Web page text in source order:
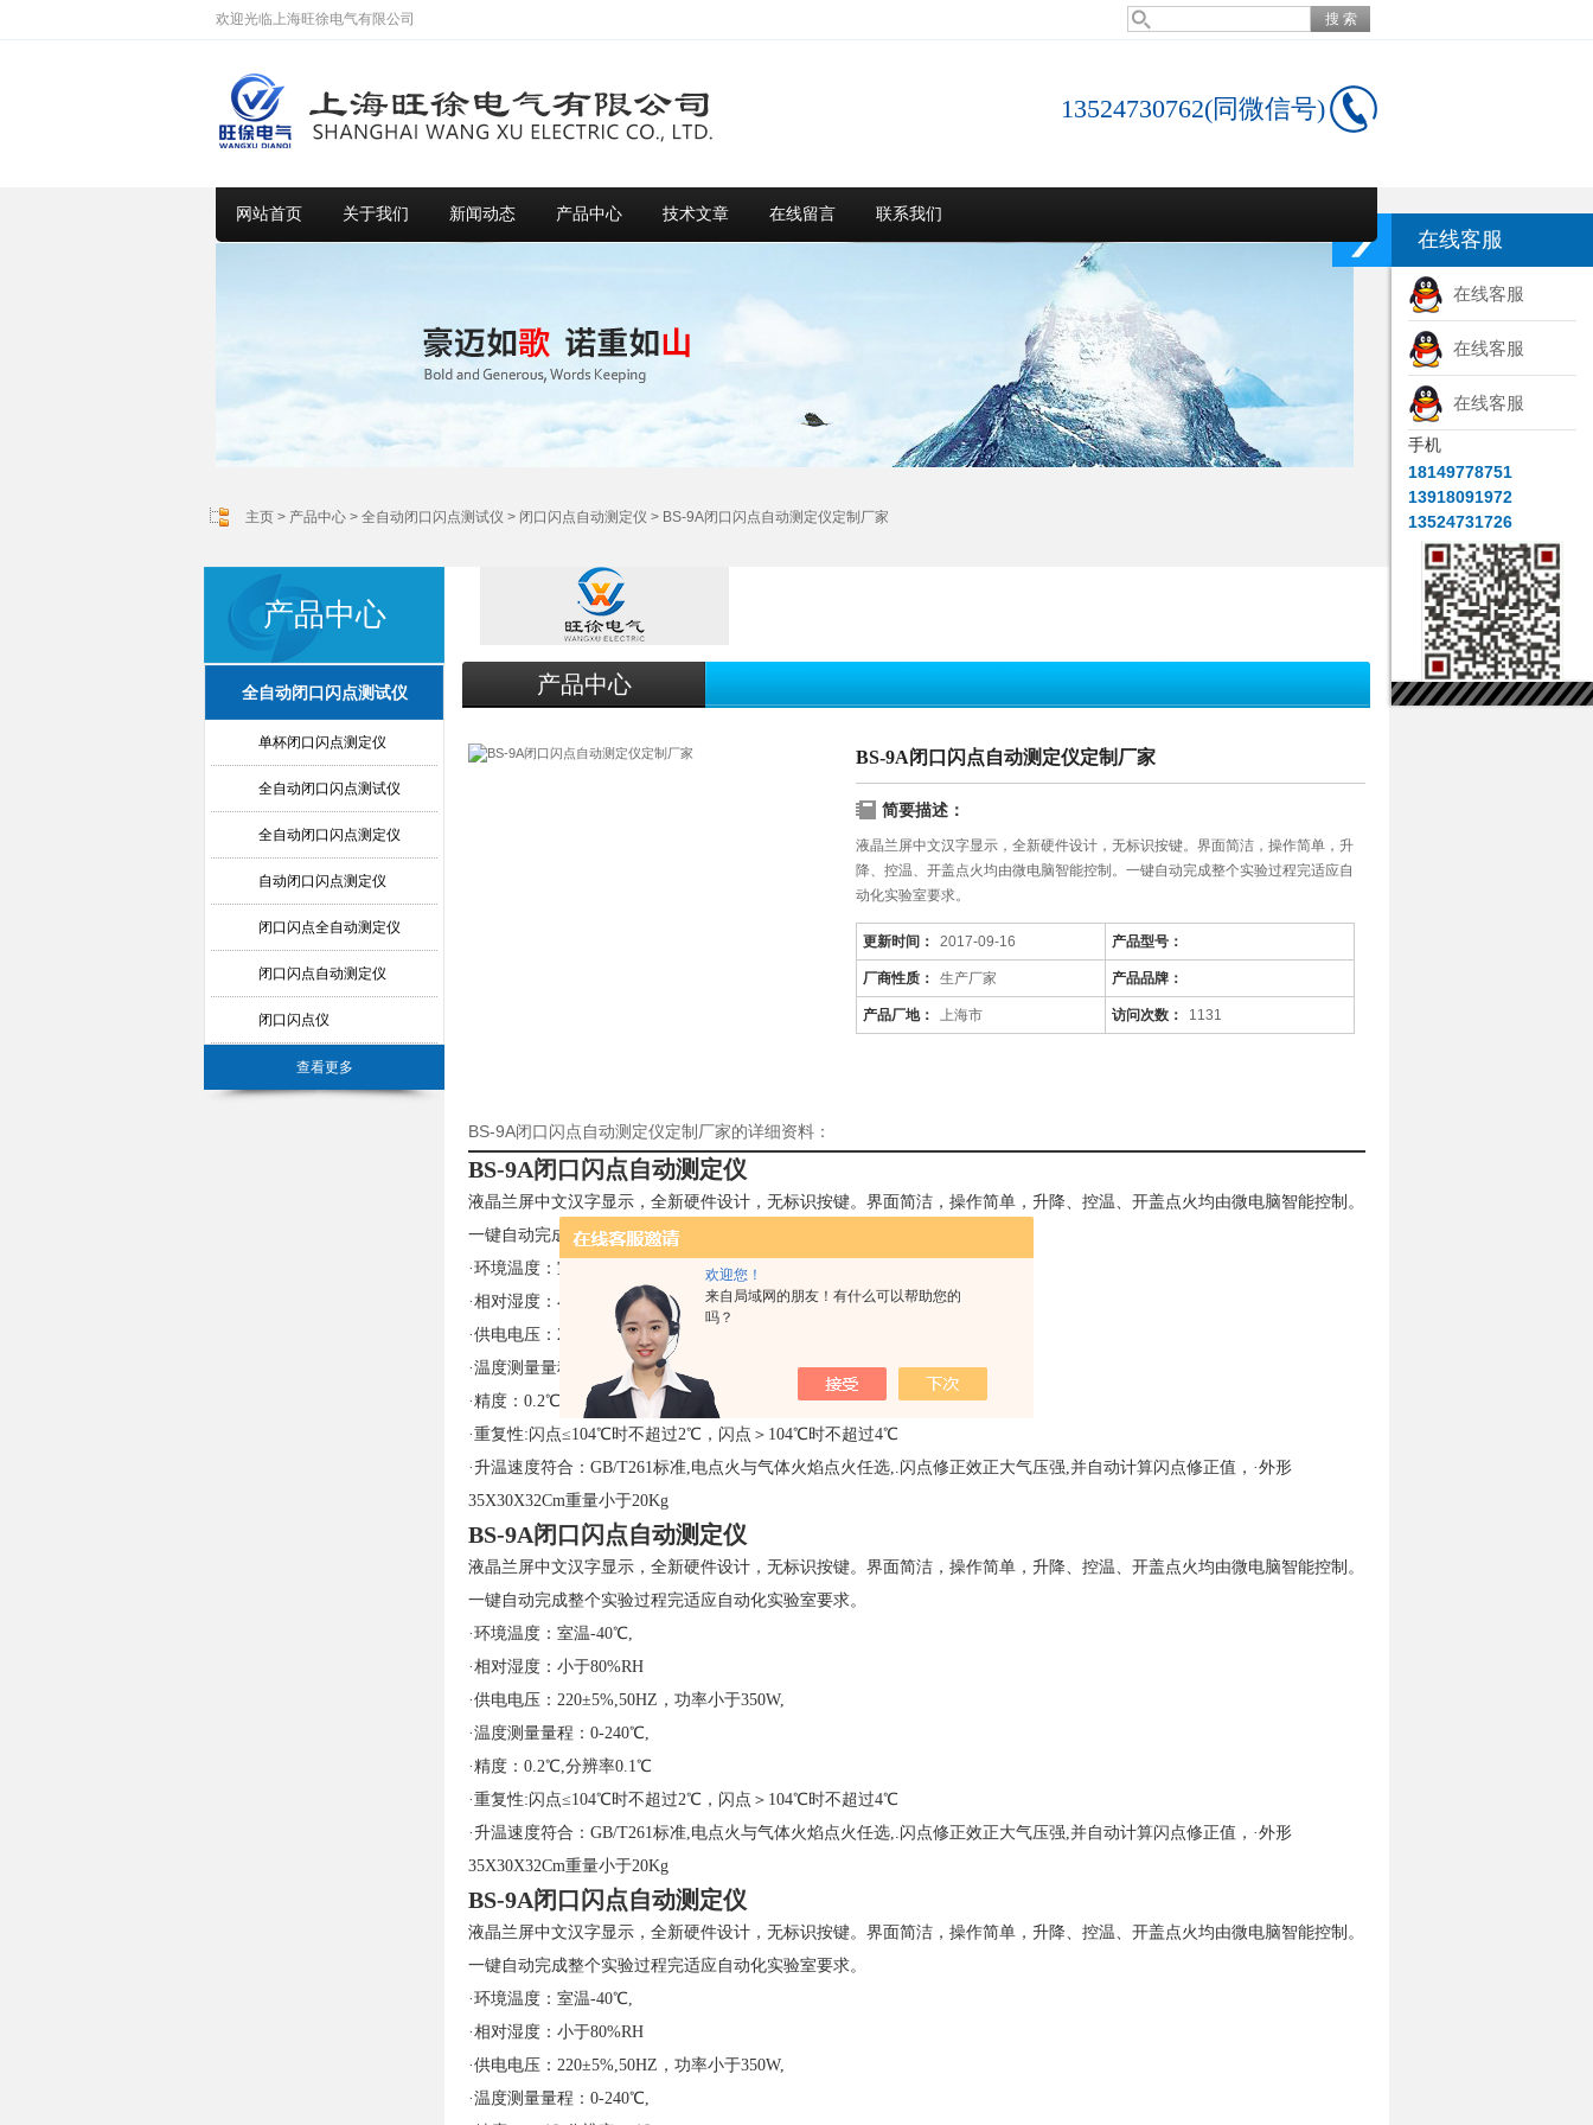
欢迎您！
来自局域网的朋友！有什么可以帮助您的
吗？
欢迎光临上海旺徐电气有限公司
13524730762(同微信号)
网站首页 关于我们 新闻动态 产品中心 技术文章 在线留言 联系我们
主页 > 产品中心 > 全自动闭口闪点测试仪 > 闭口闪点自动测定仪 > BS-9A闭口闪点自动测定仪定制厂家
产品中心
全自动闭口闪点测试仪
单杯闭口闪点测定仪
全自动闭口闪点测试仪
全自动闭口闪点测定仪
自动闭口闪点测定仪
闭口闪点全自动测定仪
闭口闪点自动测定仪
闭口闪点仪
查看更多
产品中心
BS-9A闭口闪点自动测定仪定制厂家
简要描述：
液晶兰屏中文汉字显示，全新硬件设计，无标识按键。界面简洁，操作简单，升
降、控温、开盖点火均由微电脑智能控制。一键自动完成整个实验过程完适应自
动化实验室要求。
更新时间： 2017-09-16 产品型号：
厂商性质： 生产厂家 产品品牌：
产品厂地： 上海市 访问次数： 1131
BS-9A闭口闪点自动测定仪定制厂家的详细资料：
BS-9A闭口闪点自动测定仪
液晶兰屏中文汉字显示，全新硬件设计，无标识按键。界面简洁，操作简单，升降、控温、开盖点火均由微电脑智能控制。
一键自动完成整个实验过程完适应自动化实验室要求。
·环境温度：室温-40℃,
·相对湿度：小于80%RH
·供电电压：220±5%,50HZ，功率小于350W,
·温度测量量程：0-240℃,
·精度：0.2℃,分辨率0.1℃
·重复性:闪点≤104℃时不超过2℃，闪点＞104℃时不超过4℃
·升温速度符合：GB/T261标准,电点火与气体火焰点火任选,.闪点修正效正大气压强,并自动计算闪点修正值，·外形
35X30X32Cm重量小于20Kg
BS-9A闭口闪点自动测定仪
液晶兰屏中文汉字显示，全新硬件设计，无标识按键。界面简洁，操作简单，升降、控温、开盖点火均由微电脑智能控制。
一键自动完成整个实验过程完适应自动化实验室要求。
·环境温度：室温-40℃,
·相对湿度：小于80%RH
·供电电压：220±5%,50HZ，功率小于350W,
·温度测量量程：0-240℃,
·精度：0.2℃,分辨率0.1℃
·重复性:闪点≤104℃时不超过2℃，闪点＞104℃时不超过4℃
·升温速度符合：GB/T261标准,电点火与气体火焰点火任选,.闪点修正效正大气压强,并自动计算闪点修正值，·外形
35X30X32Cm重量小于20Kg
BS-9A闭口闪点自动测定仪
液晶兰屏中文汉字显示，全新硬件设计，无标识按键。界面简洁，操作简单，升降、控温、开盖点火均由微电脑智能控制。
一键自动完成整个实验过程完适应自动化实验室要求。
·环境温度：室温-40℃,
·相对湿度：小于80%RH
·供电电压：220±5%,50HZ，功率小于350W,
·温度测量量程：0-240℃,
在线客服
在线客服
在线客服
在线客服
手机
18149778751
13918091972
13524731726